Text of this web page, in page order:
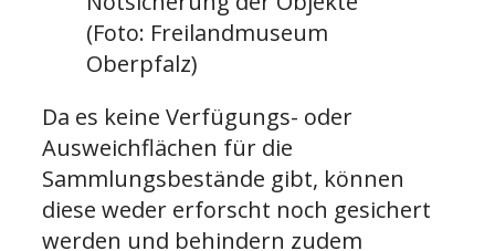
(Foto: Freilandmuseum
Oberpfalz)
Da es keine Verfügungs- oder
Ausweichflächen für die
Sammlungsbestände gibt, können
diese weder erforscht noch gesichert
werden und behindern zudem